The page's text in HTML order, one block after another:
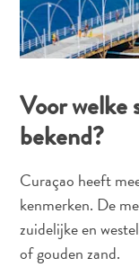
en
snorkelen
op
Curaçao
Voor welke
bekend?
Curaçao heeft
kenmerken. De
zuidelijke en
of gouden zand.